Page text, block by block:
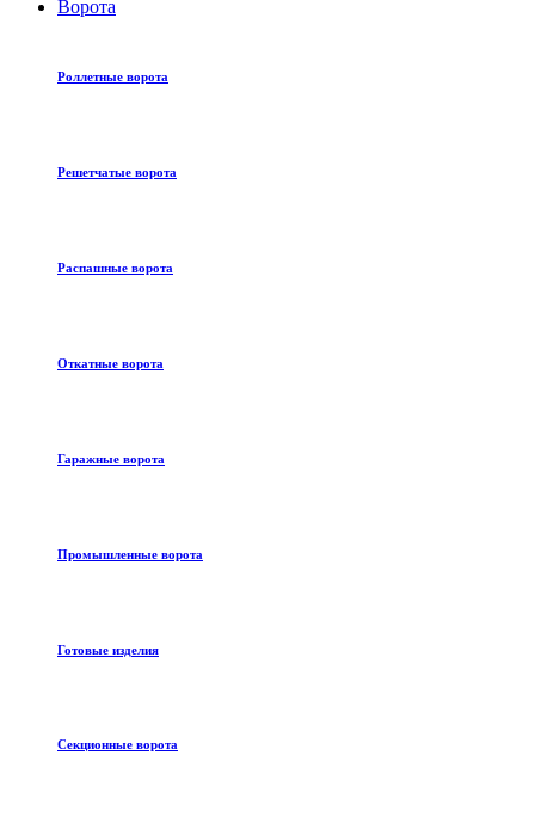
Ворота
Роллетные ворота
Решетчатые ворота
Распашные ворота
Откатные ворота
Гаражные ворота
Промышленные ворота
Готовые изделия
Секционные ворота